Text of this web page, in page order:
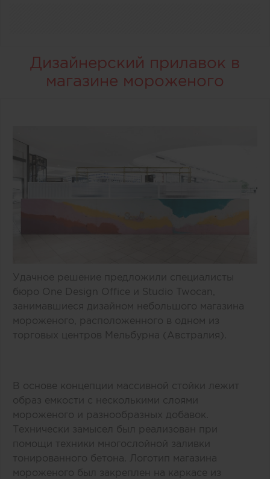
Дизайнерский прилавок в
магазине мороженого
Удачное решение предложили специалисты
бюро One Design Office и Studio Twocan,
занимавшиеся дизайном небольшого магазина
мороженого, расположенного в одном из
торговых центров Мельбурна (Австралия).
В основе концепции массивной стойки лежит
образ емкости с несколькими слоями
мороженого и разнообразных добавок.
Технически замысел был реализован при
помощи техники многослойной заливки
тонированного бетона. Логотип магазина
мороженого был закреплен на каркасе из